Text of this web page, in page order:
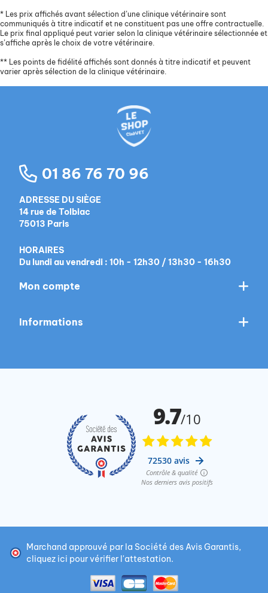
* Les prix affichés avant sélection d’une clinique vétérinaire sont
communiqués à titre indicatif et ne constituent pas une offre contractuelle.
Le prix final appliqué peut varier selon la clinique vétérinaire sélectionnée et
s’affiche après le choix de votre vétérinaire.
** Les points de fidélité affichés sont donnés à titre indicatif et peuvent
varier après sélection de la clinique vétérinaire.
01 86 76 70 96
ADRESSE DU SIÈGE
14 rue de Tolbiac
75013 Paris
HORAIRES
Du lundi au vendredi : 10h - 12h30 / 13h30 - 16h30
Mon compte
Informations
Marchand approuvé par la Société des Avis Garantis,
cliquez ici pour vérifier l'attestation.